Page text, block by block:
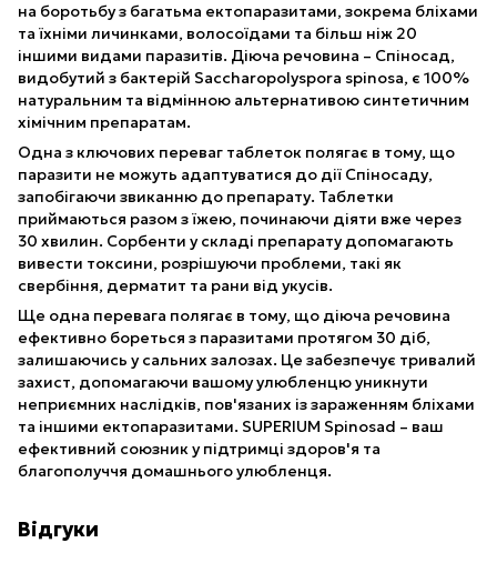
на боротьбу з багатьма ектопаразитами, зокрема бліхами
та їхніми личинками, волосоїдами та більш ніж 20
іншими видами паразитів. Діюча речовина – Спіносад,
видобутий з бактерій Saccharopolyspora spinosa, є 100%
натуральним та відмінною альтернативою синтетичним
хімічним препаратам.
Одна з ключових переваг таблеток полягає в тому, що
паразити не можуть адаптуватися до дії Спіносаду,
запобігаючи звиканню до препарату. Таблетки
приймаються разом з їжею, починаючи діяти вже через
30 хвилин. Сорбенти у складі препарату допомагають
вивести токсини, розрішуючи проблеми, такі як
свербіння, дерматит та рани від укусів.
Ще одна перевага полягає в тому, що діюча речовина
ефективно бореться з паразитами протягом 30 діб,
залишаючись у сальних залозах. Це забезпечує тривалий
захист, допомагаючи вашому улюбленцю уникнути
неприємних наслідків, пов'язаних із зараженням бліхами
та іншими ектопаразитами. SUPERIUM Spinosad – ваш
ефективний союзник у підтримці здоров'я та
благополуччя домашнього улюбленця.
Відгуки